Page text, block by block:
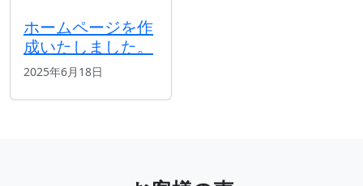
ホームページを作
成いたしました。
2025年6月18日